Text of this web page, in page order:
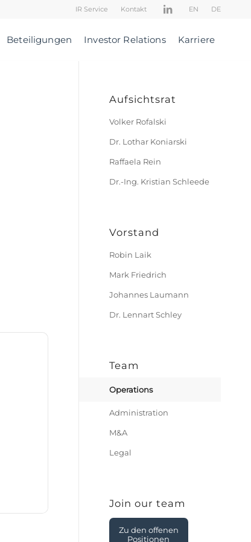
IR Service Kontakt EN DE
Beteiligungen Investor Relations Karriere
Aufsichtsrat
Volker Rofalski
Dr. Lothar Koniarski
Raffaela Rein
Dr.-Ing. Kristian Schleede
Vorstand
Robin Laik
Mark Friedrich
Johannes Laumann
Dr. Lennart Schley
Team
Operations
Administration
M&A
Legal
Join our team
Zu den offenen
Positionen